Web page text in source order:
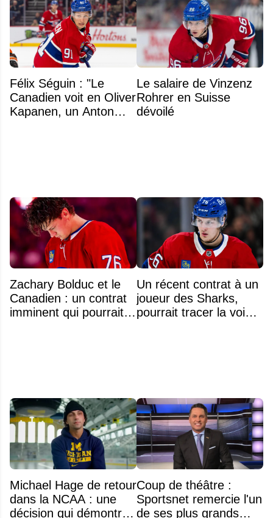
Félix Séguin : "Le
Canadien voit en Oliver
Kapanen, un Anton
Le salaire de Vinzenz
Rohrer en Suisse
dévoilé
Zachary Bolduc et le
Canadien : un contrat
imminent qui pourrait
Un récent contrat à un
joueur des Sharks,
pourrait tracer la voie à
Michael Hage de retour
dans la NCAA : une
décision qui démontre
Coup de théâtre :
Sportsnet remercie l'un
de ses plus grands